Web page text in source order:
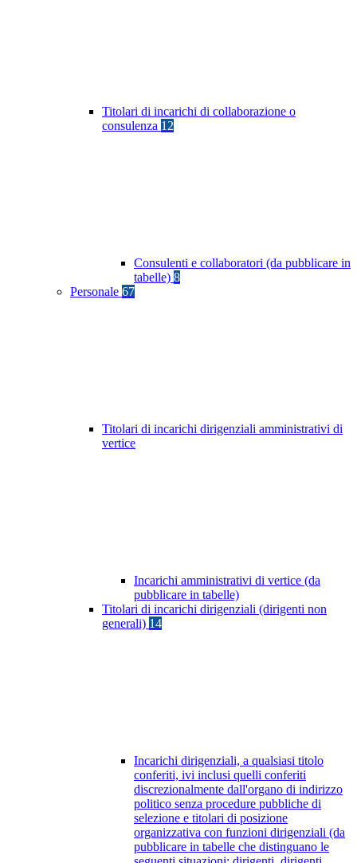
Titolari di incarichi di collaborazione o
consulenza 12
Consulenti e collaboratori (da pubblicare in
tabelle) 8
Personale 67
Titolari di incarichi dirigenziali amministrativi di
vertice
Incarichi amministrativi di vertice (da
pubblicare in tabelle)
Titolari di incarichi dirigenziali (dirigenti non
generali) 14
Incarichi dirigenziali, a qualsiasi titolo
conferiti, ivi inclusi quelli conferiti
discrezionalmente dall'organo di indirizzo
politico senza procedure pubbliche di
selezione e titolari di posizione
organizzativa con funzioni dirigenziali (da
pubblicare in tabelle che distinguano le